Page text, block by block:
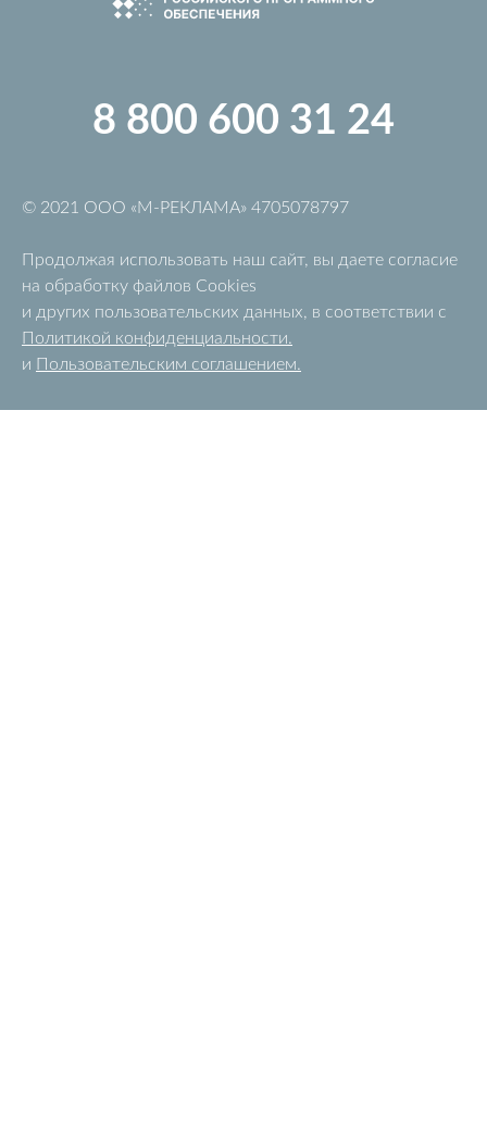
8 800 600 31 24
© 2021 OOO «M-РЕКЛАМА» 4705078797
Продолжая использовать наш сайт, вы даете согласие
на обработку файлов Cookies
и других пользовательских данных, в соответствии с
Политикой конфиденциальности.
и Пользовательским соглашением.